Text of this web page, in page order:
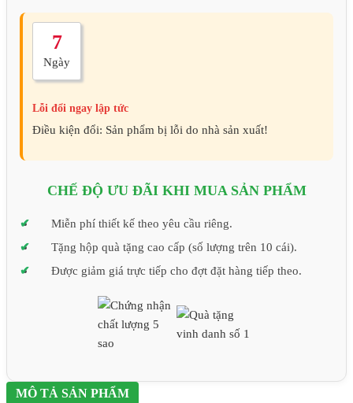
7
Ngày
Lỗi đổi ngay lập tức
Điều kiện đổi: Sản phẩm bị lỗi do nhà sản xuất!
CHẾ ĐỘ ƯU ĐÃI KHI MUA SẢN PHẨM
Miễn phí thiết kế theo yêu cầu riêng.
Tặng hộp quà tặng cao cấp (số lượng trên 10 cái).
Được giảm giá trực tiếp cho đợt đặt hàng tiếp theo.
MÔ TẢ SẢN PHẨM